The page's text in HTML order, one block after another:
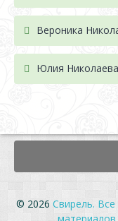
Вероника
Юлия
© 2026 Свирель.